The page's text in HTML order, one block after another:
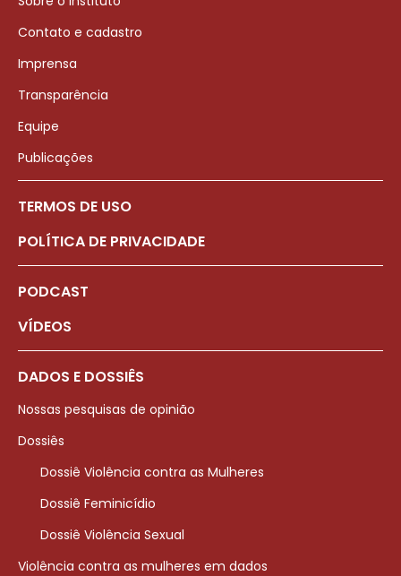
Contato e cadastro
Imprensa
Transparência
Equipe
Publicações
TERMOS DE USO
POLÍTICA DE PRIVACIDADE
PODCAST
VÍDEOS
DADOS E DOSSIÊS
Nossas pesquisas de opinião
Dossiês
Dossiê Violência contra as Mulheres
Dossiê Feminicídio
Dossiê Violência Sexual
Violência contra as mulheres em dados